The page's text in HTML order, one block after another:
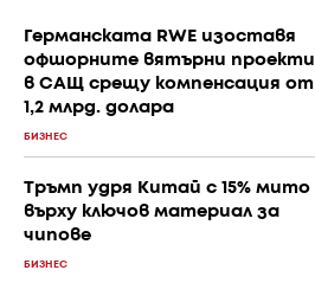
Германската RWE изоставя
офшорните вятърни проекти
в САЩ срещу компенсация от
1,2 млрд. долара
БИЗНЕС
Тръмп удря Китай с 15% мито
върху ключов материал за
чипове
БИЗНЕС